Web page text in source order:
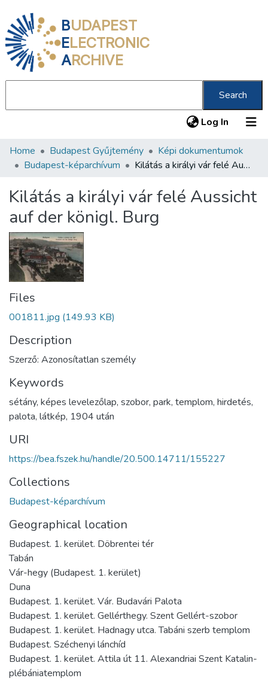
BUDAPEST
ELECTRONIC
ARCHIVE
Search
Log In (current)
Communities & Collections
Statistics
About us
Home Budapest Gyűjtemény
Képi dokumentumok
Budapest-képarchívum
Kilátás a királyi vár felé Aussicht auf der königl. Burg
Kilátás a királyi vár felé Aussicht
auf der königl. Burg
Files
001811.jpg (149.93 KB)
Description
Szerző: Azonosítatlan személy
Keywords
sétány, képes levelezőlap, szobor, park, templom, hirdetés,
palota, látkép, 1904 után
URI
https://bea.fszek.hu/handle/20.500.14711/155227
Collections
Budapest-képarchívum
Geographical location
Budapest. 1. kerület. Döbrentei tér
Tabán
Vár-hegy (Budapest. 1. kerület)
Duna
Budapest. 1. kerület. Vár. Budavári Palota
Budapest. 1. kerület. Gellérthegy. Szent Gellért-szobor
Budapest. 1. kerület. Hadnagy utca. Tabáni szerb templom
Budapest. Széchenyi lánchíd
Budapest. 1. kerület. Attila út 11. Alexandriai Szent Katalin-
plébániatemplom